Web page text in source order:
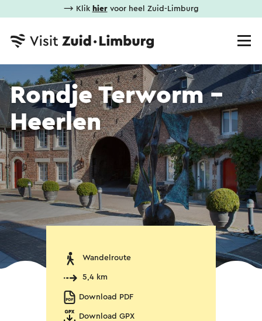
⟶ Klik hiervoor heel Zuid-Limburg
Rondje Terworm -
Heerlen
Wandelroute
5,4 km
Download PDF
Download GPX